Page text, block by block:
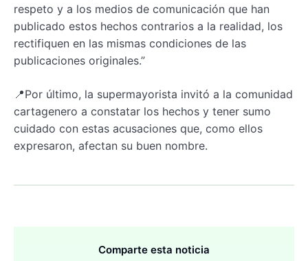
respeto y a los medios de comunicación que han
publicado estos hechos contrarios a la realidad, los
rectifiquen en las mismas condiciones de las
publicaciones originales.”
📍Por último, la supermayorista invitó a la comunidad
cartagenero a constatar los hechos y tener sumo
cuidado con estas acusaciones que, como ellos
expresaron, afectan su buen nombre.
Comparte esta noticia